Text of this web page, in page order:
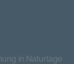
in Naturlage